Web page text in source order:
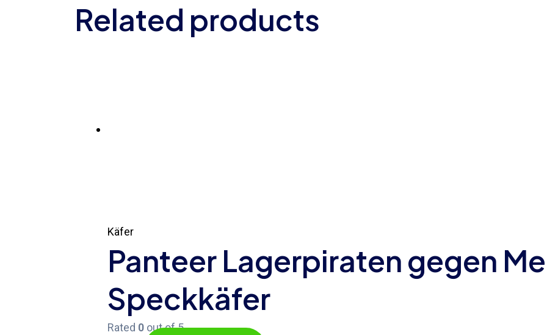
Related products
Käfer
Panteer Lagerpiraten gegen
Speckkäfer
Rated 0 out of 5